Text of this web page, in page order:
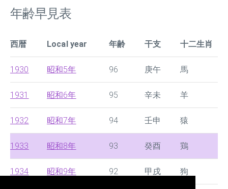
年齢早見表
西暦 Local year 年齢 干支 十二生肖
1930 昭和5年 96 庚午 馬
1931 昭和6年 95 辛未 羊
1932 昭和7年 94 壬申 猿
1933 昭和8年 93 癸酉 鶏
1934 昭和9年 92 甲戌 狗